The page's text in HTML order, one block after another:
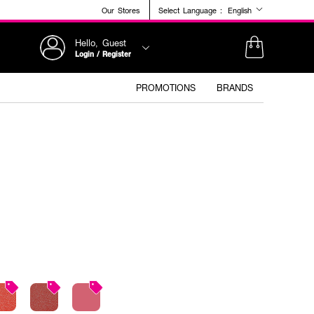
Our Stores Select Language : English
Hello, Guest
Login / Register
PROMOTIONS BRANDS